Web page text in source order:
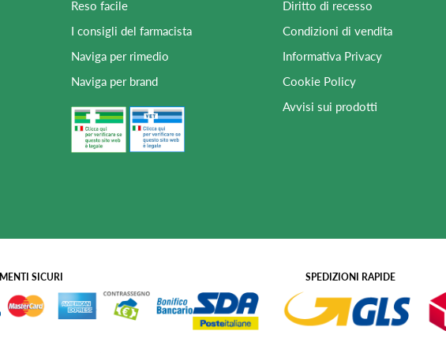
Reso facile
I consigli del farmacista
Naviga per rimedio
Naviga per brand
Diritto di recesso
Condizioni di vendita
Informativa Privacy
Cookie Policy
Avvisi sui prodotti
SICURI SPEDIZIONI RAPIDE